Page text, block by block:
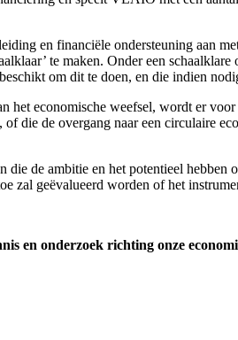
en financiële ondersteuning aan
te maken. Onder een
om dit te doen, en die indien
economische weefsel, wordt er
die de overgang naar een circulaire
de ambitie en het potentieel
zal geëvalueerd worden of het
en onderzoek richting onze